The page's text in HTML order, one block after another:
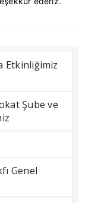
Etkinliğimiz
Şube ve
Genel